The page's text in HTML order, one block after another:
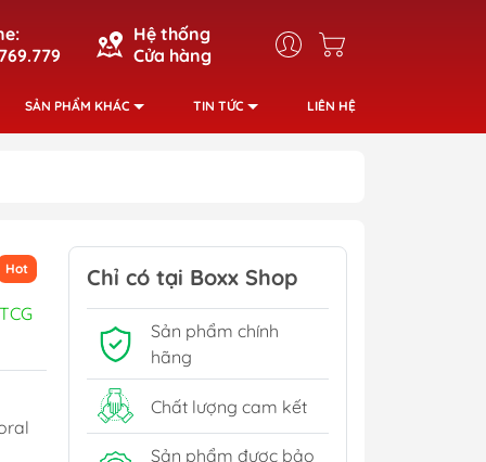
Hệ thống
Cửa hàng
SẢN PHẨM KHÁC TIN TỨC LIÊN HỆ
Hot Chỉ có tại Boxx Shop
Sản phẩm chính
hãng
Chất lượng cam kết
Sản phẩm được bảo